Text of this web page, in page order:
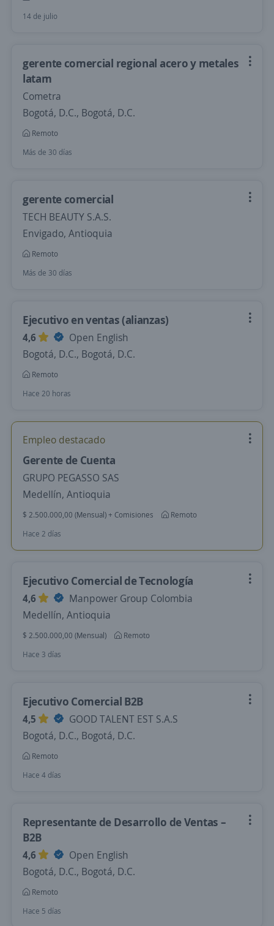
14 de julio
gerente comercial regional acero y metales
latam
Cometra
Bogotá, D.C., Bogotá, D.C.
Remoto
Más de 30 días
gerente comercial
TECH BEAUTY S.A.S.
Envigado, Antioquia
Remoto
Más de 30 días
Ejecutivo en ventas (alianzas)
4,6
Open English
Bogotá, D.C., Bogotá, D.C.
Remoto
Hace 20 horas
Empleo destacado
Gerente de Cuenta
GRUPO PEGASSO SAS
Medellín, Antioquia
$ 2.500.000,00 (Mensual) + Comisiones
Remoto
Hace 2 días
Ejecutivo Comercial de Tecnología
4,6
Manpower Group Colombia
Medellín, Antioquia
$ 2.500.000,00 (Mensual)
Remoto
Hace 3 días
Ejecutivo Comercial B2B
4,5
GOOD TALENT EST S.A.S
Bogotá, D.C., Bogotá, D.C.
Remoto
Hace 4 días
Representante de Desarrollo de Ventas –
B2B
4,6
Open English
Bogotá, D.C., Bogotá, D.C.
Remoto
Hace 5 días